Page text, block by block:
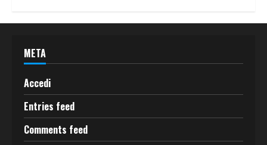
META
Accedi
Entries feed
Comments feed